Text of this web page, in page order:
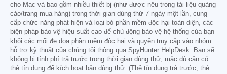
cho Mac và bao gồm nhiều thiết bị (như được nêu trong tài liệu quảng
cáo/trang mua hàng) trong thời gian dùng thử 7 ngày một lần, cung
cấp chức năng phát hiện và loại bỏ phần mềm độc hại toàn diện, các
biện pháp bảo vệ hiệu suất cao để chủ động bảo vệ hệ thống của bạn
khỏi các mối đe dọa phần mềm độc hại và quyền truy cập vào nhóm
hỗ trợ kỹ thuật của chúng tôi thông qua SpyHunter HelpDesk. Bạn sẽ
không bị tính phí trả trước trong thời gian dùng thử, mặc dù cần có
thẻ tín dụng để kích hoạt bản dùng thử. (Thẻ tín dụng trả trước, thẻ